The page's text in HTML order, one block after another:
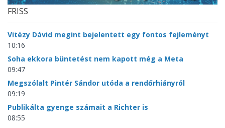
FRISS
Vitézy Dávid megint bejelentett egy fontos fejleményt
10:16
Soha ekkora büntetést nem kapott még a Meta
09:47
Megszólalt Pintér Sándor utóda a rendőrhiányról
09:19
Publikálta gyenge számait a Richter is
08:55